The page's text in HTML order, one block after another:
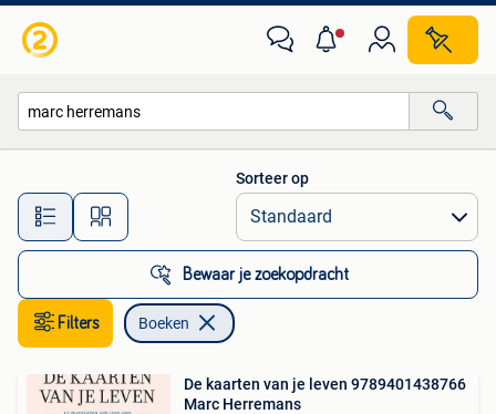
Alle afstanden…
Sorteer op
Bewaar je zoekopdracht
Filters Boeken
De kaarten van je leven 9789401438766
Marc Herremans